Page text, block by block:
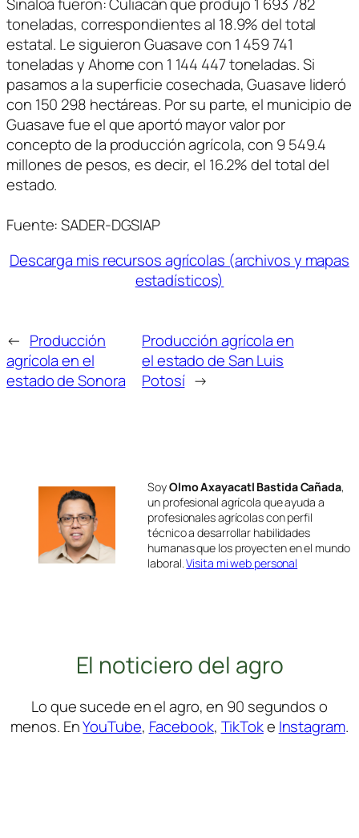
toneladas, correspondientes al 18.9% del total
estatal. Le siguieron Guasave con 1 459 741
toneladas y Ahome con 1 144 447 toneladas. Si
pasamos a la superficie cosechada, Guasave lideró
con 150 298 hectáreas. Por su parte, el municipio de
Guasave fue el que aportó mayor valor por
concepto de la producción agrícola, con 9 549.4
millones de pesos, es decir, el 16.2% del total del
estado.
Fuente: SADER-DGSIAP
Descarga mis recursos agrícolas (archivos y mapas
estadísticos)
← Producción
agrícola en el
estado de Sonora
Producción agrícola en
el estado de San Luis
Potosí →
SoyOlmo Axayacatl Bastida Cañada,
un profesional agrícola que ayuda a
profesionales agrícolas con perfil
técnico a desarrollar habilidades
humanas que los proyecten en el mundo
laboral.Visita mi web personal
El noticiero del agro
Lo que sucede en el agro, en 90 segundos o
menos. EnYouTube, Facebook, TikToke Instagram.